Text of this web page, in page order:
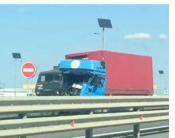
ОБЩЕСТВО
КУЛЬТУРА
НАУКА